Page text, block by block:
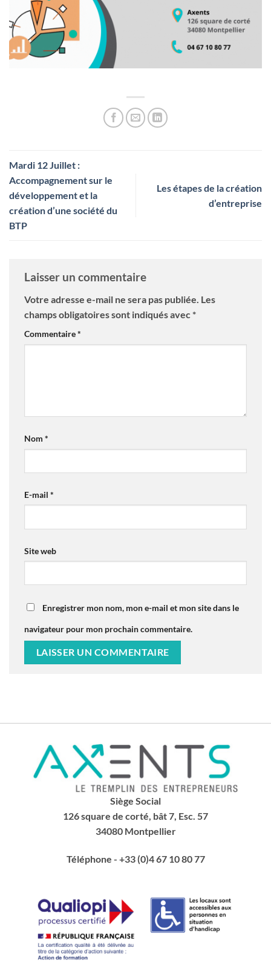
Mardi 12 Juillet :
Accompagnement sur le
développement et la
création d’une société du
BTP
Les étapes de la création
d’entreprise
Laisser un commentaire
Votre adresse e-mail ne sera pas publiée. Les
champs obligatoires sont indiqués avec*
Commentaire*
Nom *
E-mail *
Site web
Enregistrer mon nom, mon e-mail et mon site dans le
navigateur pour mon prochain commentaire.
Siège Social
126 square de corté, bât 7, Esc. 57
34080 Montpellier
Téléphone - +33 (0)4 67 10 80 77